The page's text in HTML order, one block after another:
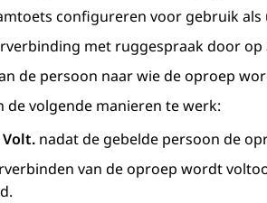
configureren voor gebruik als
met ruggespraak door op
de persoon naar wie de oproep
de volgende manieren te werk:
Volt. nadat de gebelde persoon de
van de oproep wordt